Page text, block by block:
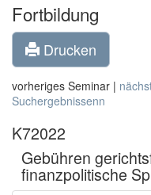
Fortbildung
Drucken
vorheriges Seminar |
Suchergebnissenn
K72022
Gebühren
finanzpolitische